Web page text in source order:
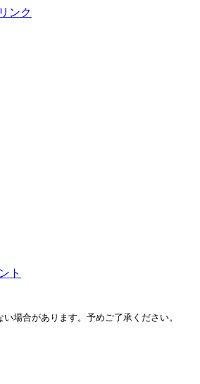
ト
場合があります。予めご了承ください。